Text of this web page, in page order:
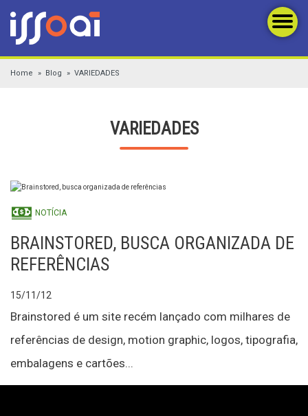
Home Blog VARIEDADES
VARIEDADES
NOTÍCIA
BRAINSTORED, BUSCA ORGANIZADA DE
REFERÊNCIAS
15/11/12
Brainstored é um site recém lançado com milhares de
referências de design, motion graphic, logos, tipografia,
embalagens e cartões...